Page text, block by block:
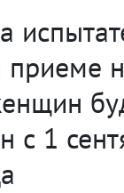
приеме
с 1